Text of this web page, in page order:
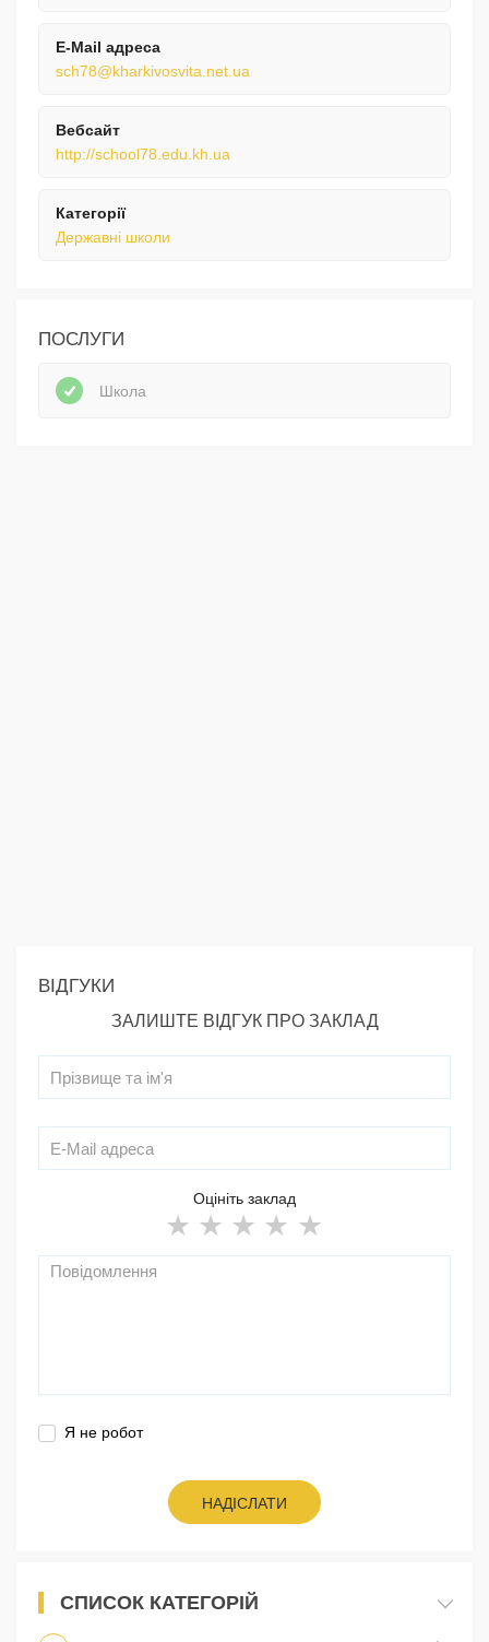
E-Mail адреса
sch78@kharkivosvita.net.ua
Вебсайт
http://school78.edu.kh.ua
Категорії
Державні школи
ПОСЛУГИ
Школа
ВІДГУКИ
ЗАЛИШТЕ ВІДГУК ПРО ЗАКЛАД
Оцініть заклад
Я не робот
НАДІСЛАТИ
СПИСОК КАТЕГОРІЙ